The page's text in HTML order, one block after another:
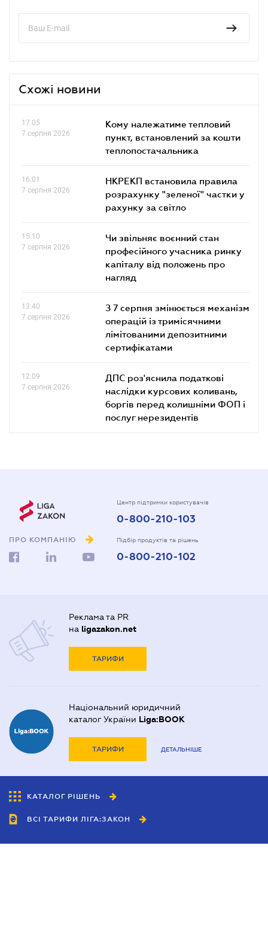
Схожі новини
17.05
7 серпня 2026
Кому належатиме тепловий
пункт, встановлений за кошти
теплопостачальника
16.01
7 серпня 2026
НКРЕКП встановила правила
розрахунку "зеленої" частки у
рахунку за світло
15.10
7 серпня 2026
Чи звільняє воєнний стан
професійного учасника ринку
капіталу від положень про
нагляд
13.40
7 серпня 2026
З 7 серпня змінюється механізм
операцій із тримісячними
лімітованими депозитними
сертифікатами
12.09
7 серпня 2026
ДПС роз'яснила податкові
наслідки курсових коливань,
боргів перед колишніми ФОП і
послуг нерезидентів
ПРО КОМПАНІЮ
Центр підтримки користувачів
0-800-210-103
Підбір продуктів та рішень
0-800-210-102
Реклама та PR
на ligazakon.net
ТАРИФИ
Національний юридичний
каталог України Liga:BOOK
ТАРИФИ ДЕТАЛЬНІШЕ
КАТАЛОГ РІШЕНЬ
ВСІ ТАРИФИ ЛІГА:ЗАКОН